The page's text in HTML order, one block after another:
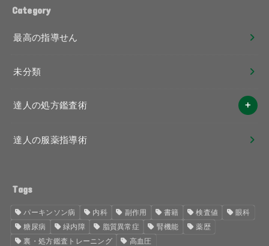
Category
最高の指導せん
未分類
達人の処方鑑査術
達人の服薬指導術
Tags
パーキンソン病 内科 副作用 書籍 検査値
眼科
糖尿病
緑内障 脂質異常症 腎機能
薬歴
裏・処方鑑査トレーニング
高血圧